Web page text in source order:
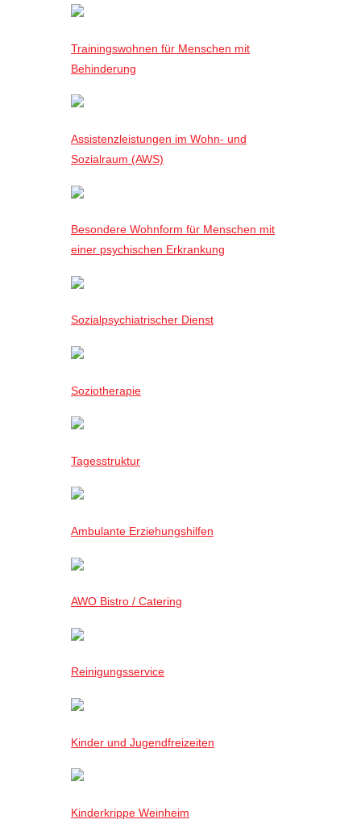
Trainingswohnen für Menschen mit
Behinderung
Assistenzleistungen im Wohn- und
Sozialraum (AWS)
Besondere Wohnform für Menschen mit
einer psychischen Erkrankung
Sozialpsychiatrischer Dienst
Soziotherapie
Tagesstruktur
Ambulante Erziehungshilfen
AWO Bistro / Catering
Reinigungsservice
Kinder und Jugendfreizeiten
Kinderkrippe Weinheim